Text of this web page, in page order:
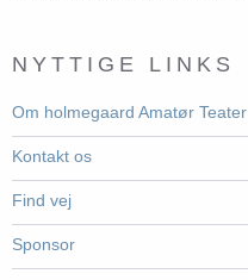
NYTTIGE LINKS
Om holmegaard Amatør Teater
Kontakt os
Find vej
Sponsor